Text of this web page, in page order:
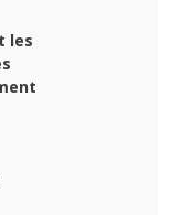
les